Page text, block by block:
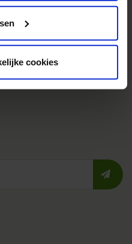
cookies